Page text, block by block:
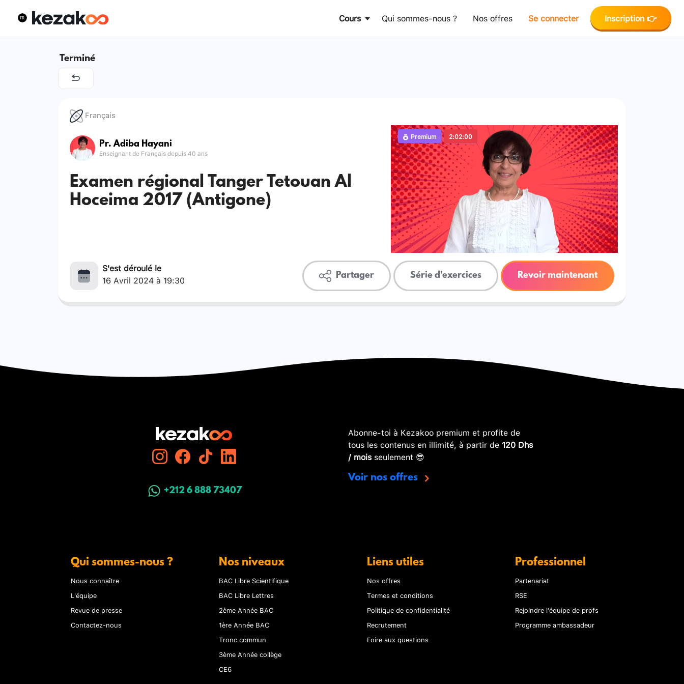
Cours Qui sommes-nous ? Nos offres Se connecter Inscription 👉
Terminé
Français
Pr. Adiba Hayani
Enseignant de Français depuis 40 ans
Examen régional Tanger Tetouan Al
Hoceima 2017 (Antigone)
Premium 2:02:00
S'est déroulé le
16 Avril 2024 à 19:30
Partager Série d'exercices Revoir maintenant
+212 6 888 73407
Abonne-toi à Kezakoo premium et profite de
tous les contenus en illimité, à partir de 120 Dhs
/ moisseulement 😎
Voir nos offres
Qui sommes-nous ?
Nous connaître
L'équipe
Revue de presse
Contactez-nous
Nos niveaux
BAC Libre Scientifique
BAC Libre Lettres
2ème Année BAC
1ère Année BAC
Tronc commun
3ème Année collège
CE6
Liens utiles
Nos offres
Termes et conditions
Politique de confidentialité
Recrutement
Foire aux questions
Professionnel
Partenariat
RSE
Rejoindre l'équipe de profs
Programme ambassadeur